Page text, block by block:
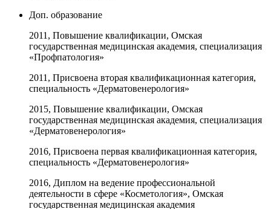
Доп. образование
2011, Повышение квалификации, Омская
государственная медицинская академия, специализация
«Профпатология»
2011, Присвоена вторая квалификационная категория,
специальность «Дерматовенерология»
2015, Повышение квалификации, Омская
государственная медицинская академия, специализация
«Дерматовенерология»
2016, Присвоена первая квалификационная категория,
специальность «Дерматовенерология»
2016, Диплом на ведение профессиональной
деятельности в сфере «Косметология», Омская
государственная медицинская академия